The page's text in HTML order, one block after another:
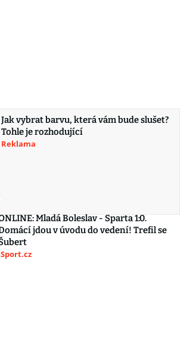
Jak vybrat barvu, která vám bude slušet?
Tohle je rozhodující
Reklama
Mladá Boleslav - Sparta 1:0.
jdou v úvodu do vedení! Trefil se